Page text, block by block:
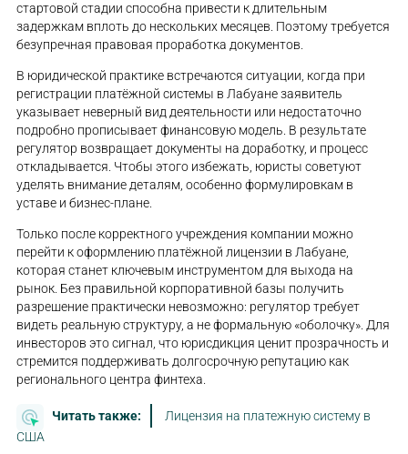
стартовой стадии способна привести к длительным
задержкам вплоть до нескольких месяцев. Поэтому требуется
безупречная правовая проработка документов.
В юридической практике встречаются ситуации, когда при
регистрации платёжной системы в Лабуане заявитель
указывает неверный вид деятельности или недостаточно
подробно прописывает финансовую модель. В результате
регулятор возвращает документы на доработку, и процесс
откладывается. Чтобы этого избежать, юристы советуют
уделять внимание деталям, особенно формулировкам в
уставе и бизнес-плане.
Только после корректного учреждения компании можно
перейти к оформлению платёжной лицензии в Лабуане,
которая станет ключевым инструментом для выхода на
рынок. Без правильной корпоративной базы получить
разрешение практически невозможно: регулятор требует
видеть реальную структуру, а не формальную «оболочку». Для
инвесторов это сигнал, что юрисдикция ценит прозрачность и
стремится поддерживать долгосрочную репутацию как
регионального центра финтеха.
Читать также:
Лицензия на платежную систему в
США